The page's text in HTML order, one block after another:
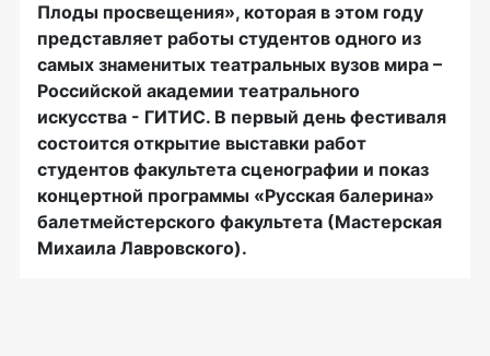
Плоды просвещения», которая в этом году
представляет работы студентов одного из
самых знаменитых театральных вузов мира –
Российской академии театрального
искусства - ГИТИС. В первый день фестиваля
состоится открытие выставки работ
студентов факультета сценографии и показ
концертной программы «Русская балерина»
балетмейстерского факультета (Мастерская
Михаила Лавровского).